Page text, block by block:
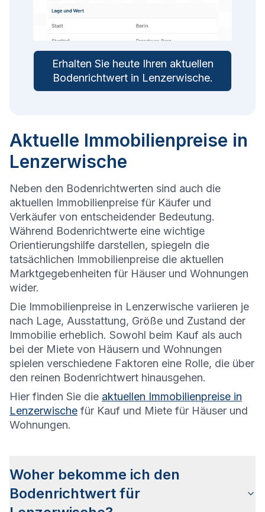
Erhalten Sie heute Ihren aktuellen
Bodenrichtwert in Lenzerwische.
Aktuelle Immobilienpreise in
Lenzerwische
Neben den Bodenrichtwerten sind auch die
aktuellen Immobilienpreise für Käufer und
Verkäufer von entscheidender Bedeutung.
Während Bodenrichtwerte eine wichtige
Orientierungshilfe darstellen, spiegeln die
tatsächlichen Immobilienpreise die aktuellen
Marktgegebenheiten für Häuser und Wohnungen
wider.
Die Immobilienpreise in Lenzerwische variieren je
nach Lage, Ausstattung, Größe und Zustand der
Immobilie erheblich. Sowohl beim Kauf als auch
bei der Miete von Häusern und Wohnungen
spielen verschiedene Faktoren eine Rolle, die über
den reinen Bodenrichtwert hinausgehen.
Hier finden Sie die aktuellen Immobilienpreise in
Lenzerwische für Kauf und Miete für Häuser und
Wohnungen.
Woher bekomme ich den
Bodenrichtwert für